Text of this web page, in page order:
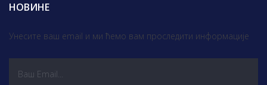
НОВИНЕ
Унесите ваш email и ми ћемо вам проследити информације